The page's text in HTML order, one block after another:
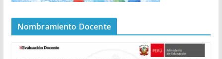
Nombramiento Docente